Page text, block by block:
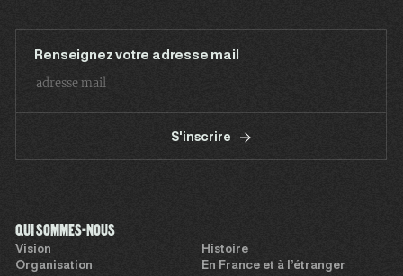
Renseignez votre adresse mail
S'inscrire
QUI SOMMES-NOUS
Vision
Histoire
Organisation
En France et à l’étranger